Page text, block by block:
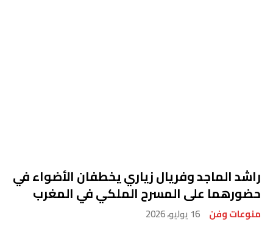
راشد الماجد وفريال زياري يخطفان الأضواء في
حضورهما على المسرح الملكي في المغرب
منوعات وفن 16 يوليو، 2026